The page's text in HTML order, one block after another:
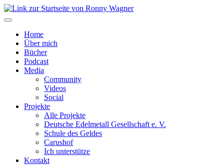
Home
Über mich
Bücher
Podcast
Media
Community
Videos
Social
Projekte
Alle Projekte
Deutsche Edelmetall Gesellschaft e. V.
Schule des Geldes
Carushof
Ich unterstütze
Kontakt